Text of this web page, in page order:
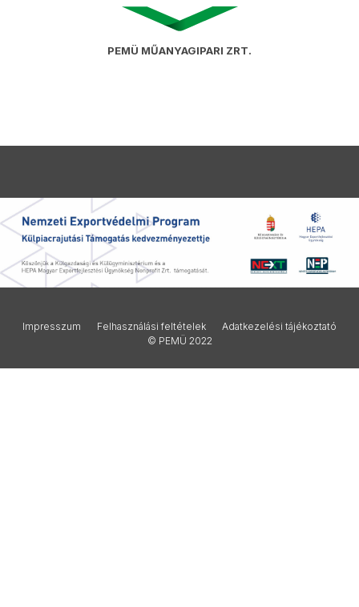
PEMÜ MŰANYAGIPARI ZRT.
Impresszum Felhasználási feltételek
Adatkezelési tájékoztató
© PEMÜ 2022